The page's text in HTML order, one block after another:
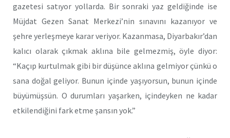
gazetesi satıyor yollarda. Bir sonraki yaz geldiğinde ise
Müjdat Gezen Sanat Merkezi’nin sınavını kazanıyor ve
şehre yerleşmeye karar veriyor. Kazanmasa, Diyarbakır’dan
kalıcı olarak çıkmak aklına bile gelmezmiş, öyle diyor:
“Kaçıp kurtulmak gibi bir düşünce aklına gelmiyor çünkü o
sana doğal geliyor. Bunun içinde yaşıyorsun, bunun içinde
büyümüşsün. O durumları yaşarken, içindeyken ne kadar
etkilendiğini fark etme şansın yok.”